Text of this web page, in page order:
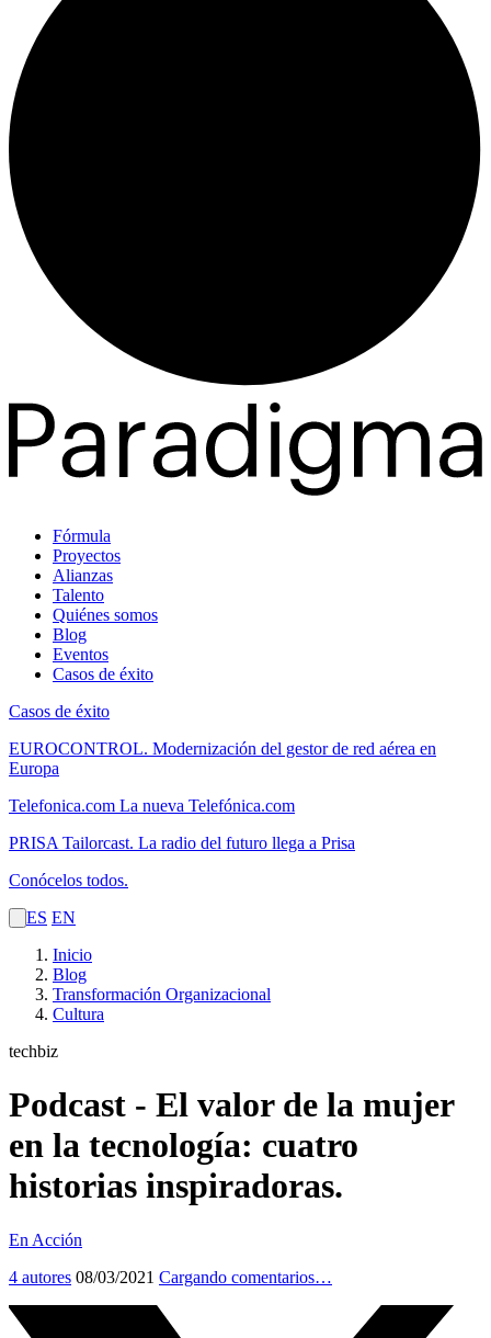
Fórmula
Proyectos
Alianzas
Talento
Quiénes somos
Blog
Eventos
Casos de éxito
Casos de éxito
EUROCONTROL. Modernización del gestor de red aérea en
Europa
Telefonica.com La nueva Telefónica.com
PRISA Tailorcast. La radio del futuro llega a Prisa
Conócelos todos.
ES EN
Inicio
Blog
Transformación Organizacional
Cultura
techbiz
Podcast - El valor de la mujer
en la tecnología: cuatro
historias inspiradoras.
En Acción
4 autores 08/03/2021 Cargando comentarios…